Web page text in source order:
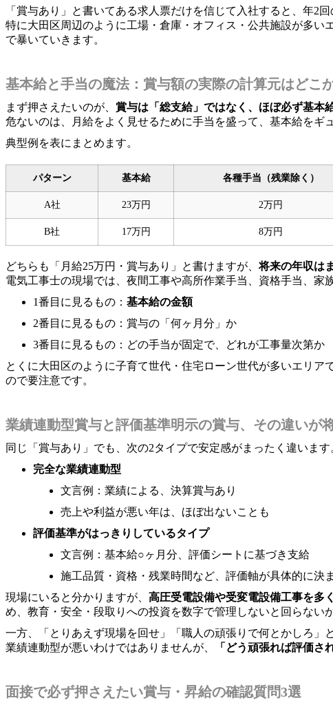
「賞与あり」と書いてある求人票だけを信じて入社すると、年2
特に大田区周辺のように工場・倉庫・オフィス・公共施設が多
で暴いていきます。
基本給と手当の魔法：賞与額の実際の計算元はどこ
まず押さえたいのが、 賞与は「総支給」ではなく、ほぼ必ず基本
危ないのは、月給をよく見せるために手当を盛って、基本給をギ
典型例を表にまとめます。
パターン 基本給 各種手当（残業除く）
A社 23万円 2万円
B社 17万円 8万円
どちらも「月給25万円・賞与あり」と書けますが、将来の年収は
電気工事士の現場では、夜間工事や高所作業手当、資格手当、家
1番目に見るもの： 基本給の金額
2番目に見るもの：賞与の「何ヶ月分」か
3番目に見るもの：どの手当が固定で、どれが工事量次第か
とくに大田区のように子育て世代・住宅ローン世代が多いエリアで
ので要注意です。
業績連動型賞与と評価基準明示の賞与、その違いが
同じ「賞与あり」でも、次の2タイプで安定感がまったく違います
完全な業績連動型
文言例：業績による、決算賞与あり
売上や利益が悪い年は、ほぼ出ないことも
評価基準がはっきりしているタイプ
文言例：基本給○ヶ月分、評価シートに基づき支給
施工品質・資格・残業時間など、評価軸が具体的に決
現場にいると分かりますが、 高圧受電設備や受変電設備工事を多
め、教育・安全・段取りへの投資を数字で管理しないと回らない
一方、「とりあえず現場を回せ」「職人の頑張りで何とかしろ」
業績連動型が悪いわけではありませんが、
「どう頑張れば評価
面接で必ず押さえたい賞与・昇給の確認質問3選